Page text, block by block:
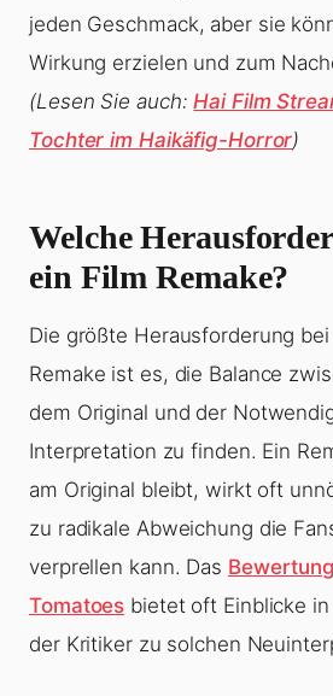
jeden Geschmack, aber sie
Wirkung erzielen und zum
(Lesen Sie auch:Hai Film
Tochter im Haikäfig-Horror)
Welche
ein Film Remake?
Die größte Herausforderung
Remake ist es, die Balance
dem Original und der
Interpretation zu finden. Ein
am Original bleibt, wirkt oft
zu radikale Abweichung die
verprellen kann. Das
Tomatoes bietet oft Einblicke
der Kritiker zu solchen